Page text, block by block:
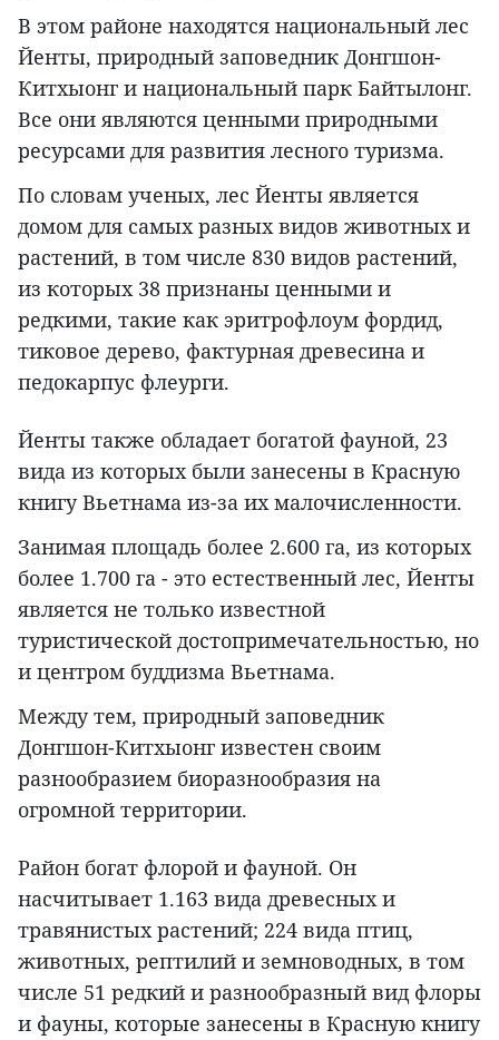
В этом районе находятся национальный лес
Йенты, природный заповедник Донгшон-
Китхыонг и национальный парк Байтылонг.
Все они являются ценными природными
ресурсами для развития лесного туризма.
По словам ученых, лес Йенты является
домом для самых разных видов животных и
растений, в том числе 830 видов растений,
из которых 38 признаны ценными и
редкими, такие как эритрофлоум фордид,
тиковое дерево, фактурная древесина и
педокарпус флеурги.
Йенты также обладает богатой фауной, 23
вида из которых были занесены в Красную
книгу Вьетнама из-за их малочисленности.
Занимая площадь более 2.600 га, из которых
более 1.700 га - это естественный лес, Йенты
является не только известной
туристической достопримечательностью, но
и центром буддизма Вьетнама.
Между тем, природный заповедник
Донгшон-Китхыонг известен своим
разнообразием биоразнообразия на
огромной территории.
Район богат флорой и фауной. Он
насчитывает 1.163 вида древесных и
травянистых растений; 224 вида птиц,
животных, рептилий и земноводных, в том
числе 51 редкий и разнообразный вид флоры
и фауны, которые занесены в Красную книгу